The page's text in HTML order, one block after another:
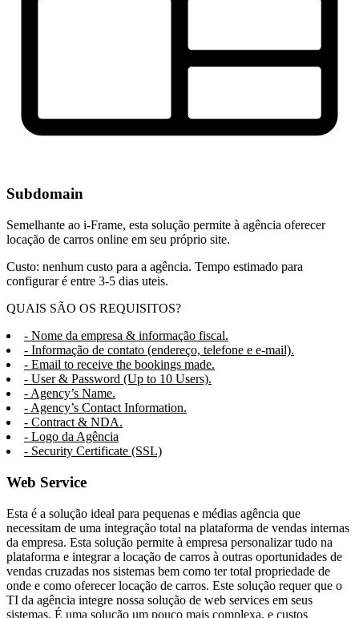
Subdomain
Semelhante ao i-Frame, esta solução permite à agência oferecer
locação de carros online em seu próprio site.
Custo: nenhum custo para a agência. Tempo estimado para
configurar é entre 3-5 dias uteis.
QUAIS SÃO OS REQUISITOS?
- Nome da empresa & informação fiscal.
- Informação de contato (endereço, telefone e e-mail).
- Email to receive the bookings made.
- User & Password (Up to 10 Users).
- Agency’s Name.
- Agency’s Contact Information.
- Contract & NDA.
- Logo da Agência
- Security Certificate (SSL)
Web Service
Esta é a solução ideal para pequenas e médias agência que
necessitam de uma integração total na plataforma de vendas internas
da empresa. Esta solução permite à empresa personalizar tudo na
plataforma e integrar a locação de carros à outras oportunidades de
vendas cruzadas nos sistemas bem como ter total propriedade de
onde e como oferecer locação de carros. Este solução requer que o
TI da agência integre nossa solução de web services em seus
sistemas. É uma solução um pouco mais complexa, e custos